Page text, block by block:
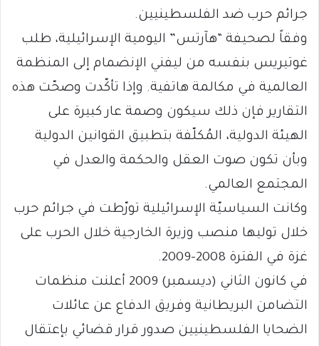
جرائم حرب ضد الفلسطينيين.
وفقاً لصحيفة “هآرتس” اليومية الإسرائيلية، طلب
غوتيريس بنفسه من ليفني الإنضمام إلى المنظمة
العالمية في مكالمة هاتفية. وإذا تأكّدت وصحّت هذه
التقارير فإن ذلك سيكون وصمة عار كبيرة على
الهيئة الدولية، المُكلّفة بتطبيق القوانين الدولية
وبأن تكون صوت العقل والحكمة والعدل في
المجتمع العالمي.
وكانت السياسيّة الإسرائيلية تورّطت في جرائم حرب
خلال توليها منصب وزيرة الخارجية خلال الحرب على
غزة في الفترة 2008-2009.
في كانون الثاني (ديسمبر) 2009 أعلنت منظمات
التضامن البريطانية وفريق الدفاع عن عائلات
الضحايا الفلسطينيين صدور قرار قضائي بإعتقال